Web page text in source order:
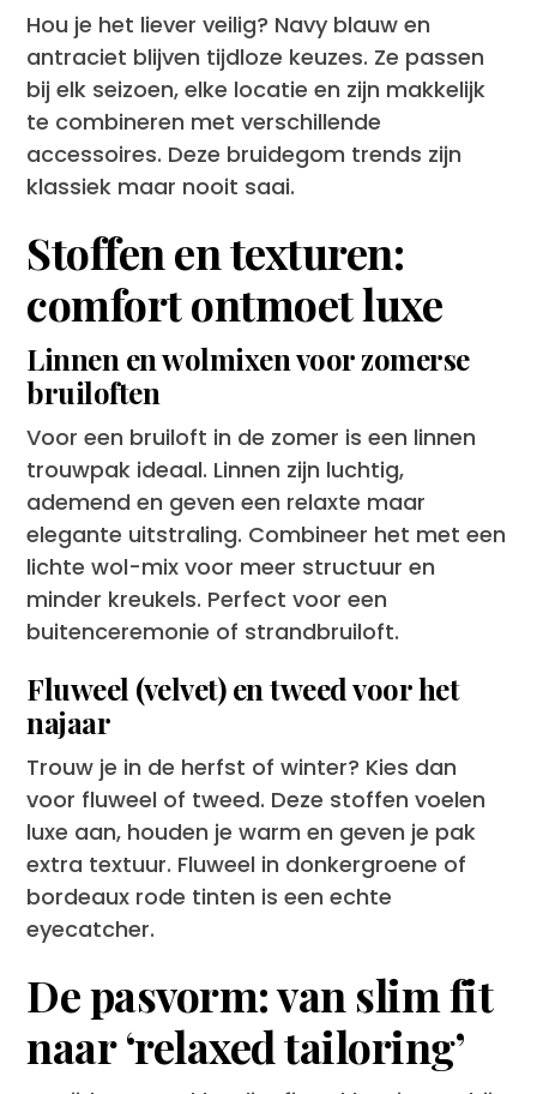
Hou je het liever veilig? Navy blauw en
antraciet blijven tijdloze keuzes. Ze passen
bij elk seizoen, elke locatie en zijn makkelijk
te combineren met verschillende
accessoires. Deze bruidegom trends zijn
klassiek maar nooit saai.
Stoffen en texturen:
comfort ontmoet luxe
Linnen en wolmixen voor zomerse
bruiloften
Voor een bruiloft in de zomer is een linnen
trouwpak ideaal. Linnen zijn luchtig,
ademend en geven een relaxte maar
elegante uitstraling. Combineer het met een
lichte wol-mix voor meer structuur en
minder kreukels. Perfect voor een
buitenceremonie of strandbruiloft.
Fluweel (velvet) en tweed voor het
najaar
Trouw je in de herfst of winter? Kies dan
voor fluweel of tweed. Deze stoffen voelen
luxe aan, houden je warm en geven je pak
extra textuur. Fluweel in donkergroene of
bordeaux rode tinten is een echte
eyecatcher.
De pasvorm: van slim fit
naar ‘relaxed tailoring’